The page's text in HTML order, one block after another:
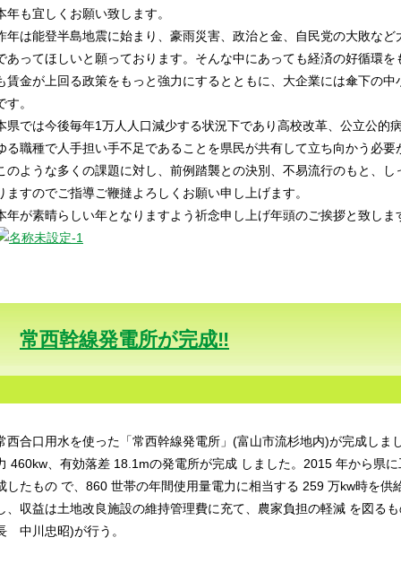
年も宜しくお願い致します。
年は能登半島地震に始まり、豪雨災害、政治と金、自民党の大敗な
あってほしいと願っております。そんな中にあっても経済の好循環
賃金が上回る政策をもっと強力にするとともに、大企業には傘下の
す。
県では今後毎年1万人人口減少する状況下であり高校改革、公立公的
る職種で人手担い手不足であることを県民が共有して立ち向かう必要
のような多くの課題に対し、前例踏襲との決別、不易流行のもと、
ますのでご指導ご鞭撻よろしくお願い申し上げます。
年が素晴らしい年となりますよう祈念申し上げ年頭のご挨拶と致しま
常西幹線発電所が完成‼️
西合口用水を使った「常西幹線発電所」(富山市流杉地内)が完成しま
460kw、有効落差 18.1mの発電所が完成 しました。2015 年から県
したもの で、860 世帯の年間使用量電力に相当する 259 万kw時を供
、収益は土地改良施設の維持管理費に充て、農家負担の軽減 を図る
中川忠昭)が行う。